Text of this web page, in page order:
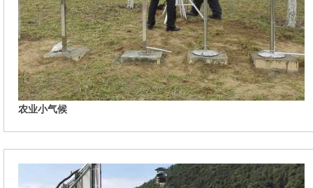
农业小气候